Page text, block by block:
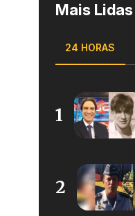
Mais Lidas
24 HORAS
1
2